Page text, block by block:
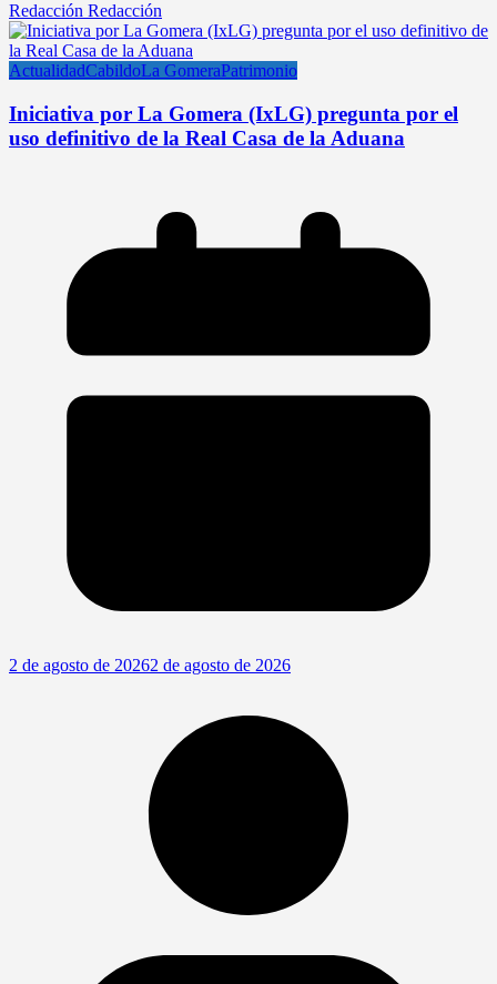
Redacción Redacción
ActualidadCabildoLa GomeraPatrimonio
Iniciativa por La Gomera (IxLG) pregunta por el
uso definitivo de la Real Casa de la Aduana
2 de agosto de 20262 de agosto de 2026